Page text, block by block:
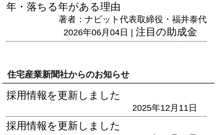
年・落ちる年がある理由
著者：ナビット代表取締役・福井泰代
2026年06月04日 | 注目の助成金
住宅産業新聞社からのお知らせ
採用情報を更新しました
2025年12月11日
採用情報を更新しました